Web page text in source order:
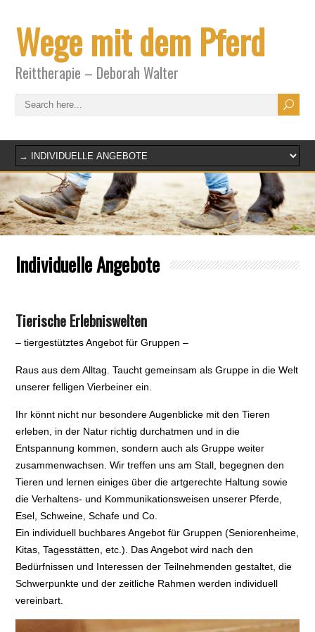
Wege mit dem Pferd
Reittherapie – Deborah Walter
Individuelle Angebote
Tierische Erlebniswelten
– tiergestütztes Angebot für Gruppen –
Raus aus dem Alltag. Taucht gemeinsam als Gruppe in die Welt
unserer felligen Vierbeiner ein.
Ihr könnt nicht nur besondere Augenblicke mit den Tieren
erleben, in der Natur richtig durchatmen und in die
Entspannung kommen, sondern auch als Gruppe weiter
zusammenwachsen. Wir treffen uns am Stall, begegnen den
Tieren und lernen einiges über die artgerechte Haltung sowie
die Verhaltens- und Kommunikationsweisen unserer Pferde,
Esel, Schweine, Schafe und Co.
Ein individuell buchbares Angebot für Gruppen (Seniorenheime,
Kitas, Tagesstätten, etc.). Das Angebot wird nach den
Bedürfnissen und Interessen der Teilnehmenden gestaltet, die
Schwerpunkte und der zeitliche Rahmen werden individuell
vereinbart.